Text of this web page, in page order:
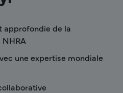
approfondie de la
une expertise mondiale